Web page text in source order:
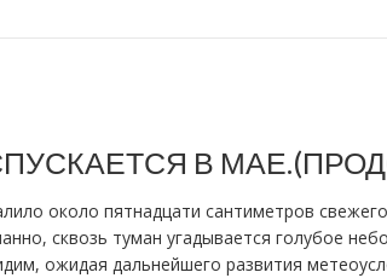
В
около пятнадцати сантиметров
сквозь туман угадывается голубое
ожидая дальнейшего развития